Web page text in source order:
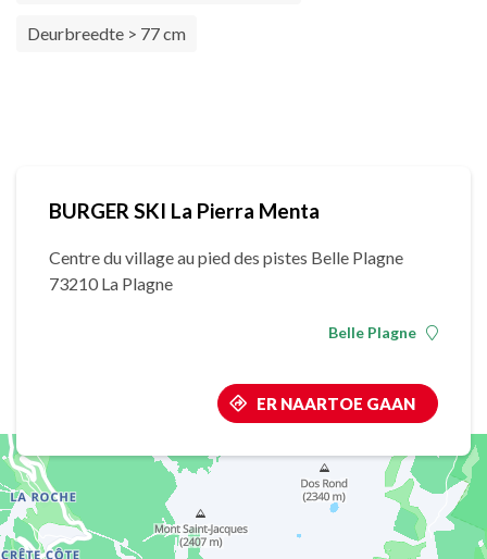
Deurbreedte > 77 cm
BURGER SKI La Pierra Menta
Centre du village au pied des pistes Belle Plagne
73210 La Plagne
Belle Plagne
ER NAARTOE GAAN